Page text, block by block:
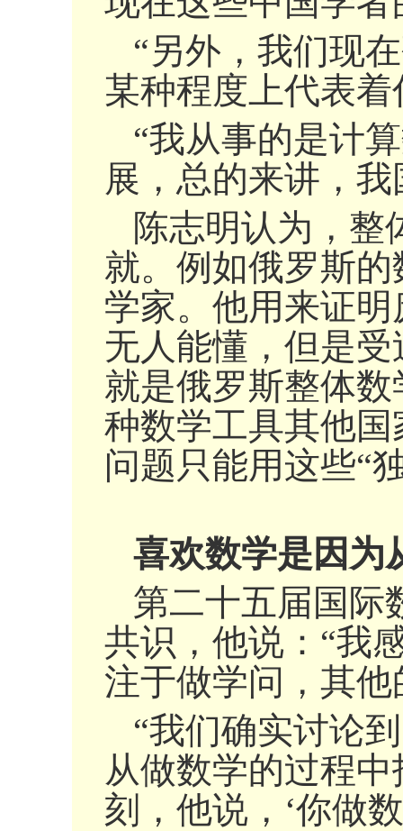
“另外，我们现
某种程度上代表
“我从事的是计
展，总的来讲，
陈志明认为，整
就。例如俄罗斯
学家。他用来证
无人能懂，但是
就是俄罗斯整体
种数学工具其他
问题只能用这些“
喜欢数学是因为
第二十五届国际
共识，他说：“我
注于做学问，其
“我们确实讨论
从做数学的过程
刻，他说，‘你做